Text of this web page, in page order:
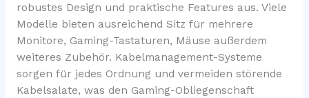
robustes Design und praktische Features aus. Viele
Modelle bieten ausreichend Sitz für mehrere
Monitore, Gaming-Tastaturen, Mäuse außerdem
weiteres Zubehör. Kabelmanagement-Systeme
sorgen für jedes Ordnung und vermeiden störende
Kabelsalate, was den Gaming-Obliegenschaft